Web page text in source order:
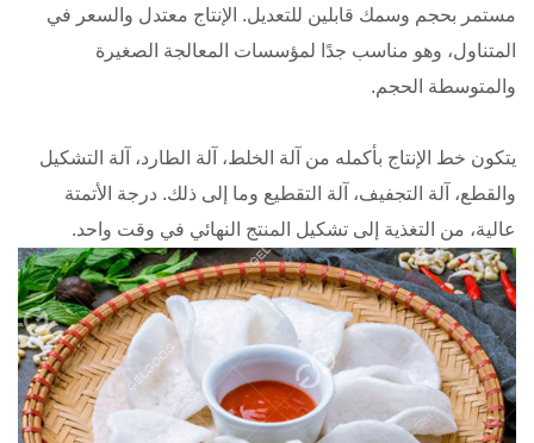
مستمر بحجم وسمك قابلين للتعديل. الإنتاج معتدل والسعر في
المتناول، وهو مناسب جدًا لمؤسسات المعالجة الصغيرة
والمتوسطة الحجم.
يتكون خط الإنتاج بأكمله من آلة الخلط، آلة الطارد، آلة التشكيل
والقطع، آلة التجفيف، آلة التقطيع وما إلى ذلك. درجة الأتمتة
عالية، من التغذية إلى تشكيل المنتج النهائي في وقت واحد.